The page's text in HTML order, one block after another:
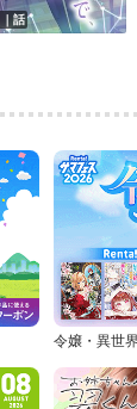
話
令嬢・異世